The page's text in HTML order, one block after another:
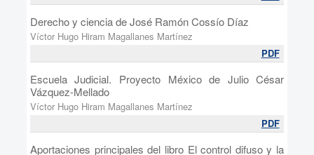
Derecho y ciencia de José Ramón Cossío Díaz
Víctor Hugo Hiram Magallanes Martínez
PDF
Escuela Judicial. Proyecto México de Julio César
Vázquez-Mellado
Víctor Hugo Hiram Magallanes Martínez
PDF
Aportaciones principales del libro El control difuso y la